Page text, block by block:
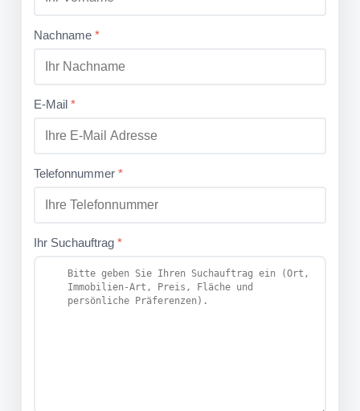
Nachname *
E-Mail *
Telefonnummer *
Ihr Suchauftrag *